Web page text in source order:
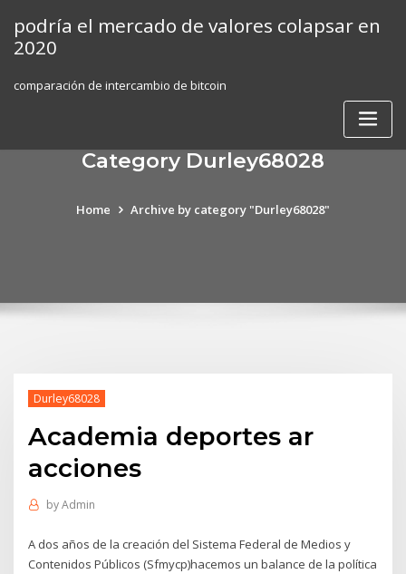
content
podría el mercado de valores colapsar en
2020
comparación de intercambio de bitcoin
Category Durley68028
Home Archive by category "Durley68028"
Durley68028
Academia deportes ar
acciones
byAdmin
A dos años de la creación del Sistema Federal de Medios y
Contenidos Públicos (Sfmycp)hacemos un balance de la política